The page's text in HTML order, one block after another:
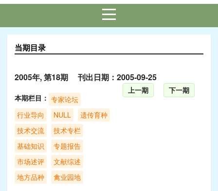
当期目录
2005年, 第18期 刊出日期：2005-09-25
上一期
下一期
本期栏目： 专家论坛
行业导向
NULL
遗传育种
技术交流
技术专栏
基础知识
专题报告
市场述评
文献综述
地方品种
禽业园地